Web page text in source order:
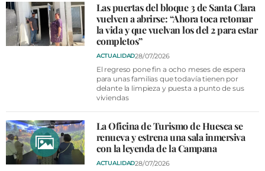
Las puertas del bloque 3 de Santa Clara
vuelven a abrirse: “Ahora toca retomar
la vida y que vuelvan los del 2 para estar
completos”
ACTUALIDAD28/07/2026
El regreso pone fin a ocho meses de espera
para unas familias que todavía tienen por
delante la limpieza y puesta a punto de sus
viviendas
La Oficina de Turismo de Huesca se
renueva y estrena una sala inmersiva
con la leyenda de la Campana
ACTUALIDAD28/07/2026